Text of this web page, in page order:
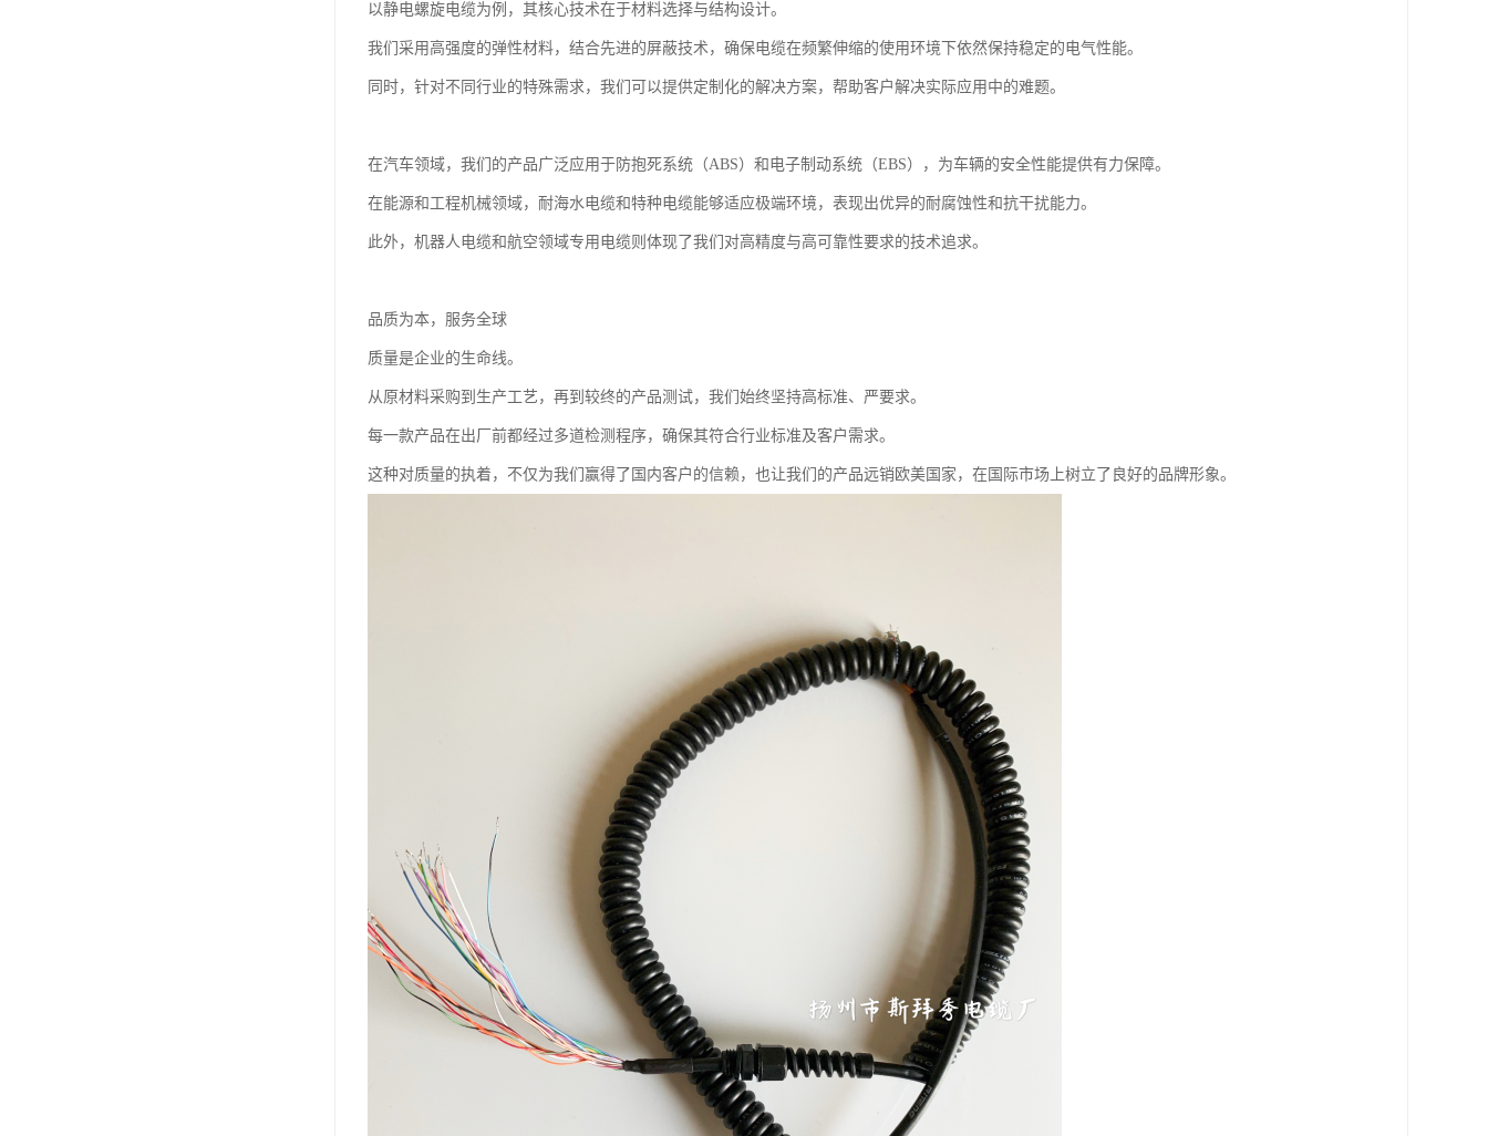
以静电螺旋电缆为例，其核心技术在于材料选择与结构设计。
我们采用高强度的弹性材料，结合先进的屏蔽技术，确保电缆在频繁伸缩的使用环境下依然保持稳定的电气性能。
同时，针对不同行业的特殊需求，我们可以提供定制化的解决方案，帮助客户解决实际应用中的难题。
在汽车领域，我们的产品广泛应用于防抱死系统（ABS）和电子制动系统（EBS），为车辆的安全性能提供有力保障。
在能源和工程机械领域，耐海水电缆和特种电缆能够适应极端环境，表现出优异的耐腐蚀性和抗干扰能力。
此外，机器人电缆和航空领域专用电缆则体现了我们对高精度与高可靠性要求的技术追求。
品质为本，服务全球
质量是企业的生命线。
从原材料采购到生产工艺，再到较终的产品测试，我们始终坚持高标准、严要求。
每一款产品在出厂前都经过多道检测程序，确保其符合行业标准及客户需求。
这种对质量的执着，不仅为我们赢得了国内客户的信赖，也让我们的产品远销欧美国家，在国际市场上树立了良好的品牌形象。